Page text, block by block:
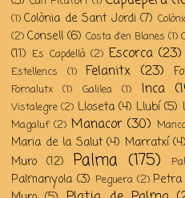
(1) Colònia de Sant Jordi (7)
(2) Consell (6) Costa d'en Blanes (1)
(11) Es Capdellà (2) Escorca (23)
Estellencs (1) Felanitx (23)
Fornalutx (1) Galilea (1) Inca
Vistalegre (2) Lloseta (4) Llubí (5)
Magaluf (2) Manacor (30)
Maria de la Salut (4) Marratxí (4)
Muro (12) Palma (175)
Palmanyola (3) Peguera (2) Petra